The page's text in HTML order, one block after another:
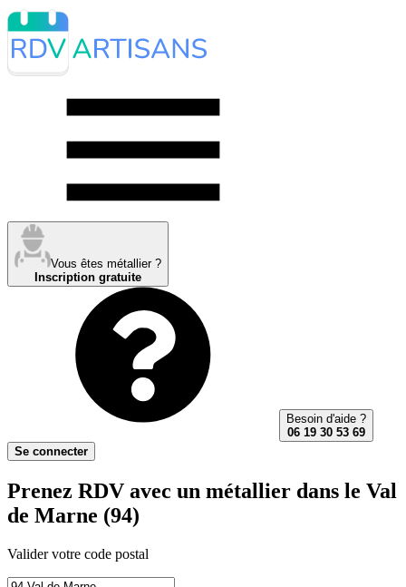
Vous êtes métallier ?
Inscription gratuite
Besoin d'aide ?
06 19 30 53 69
Se connecter
Prenez RDV avec un métallier dans le Val
de Marne (94)
Valider votre code postal